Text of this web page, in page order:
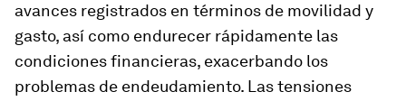
avances registrados en términos de movilidad y
gasto, así como endurecer rápidamente las
condiciones financieras, exacerbando los
problemas de endeudamiento. Las tensiones